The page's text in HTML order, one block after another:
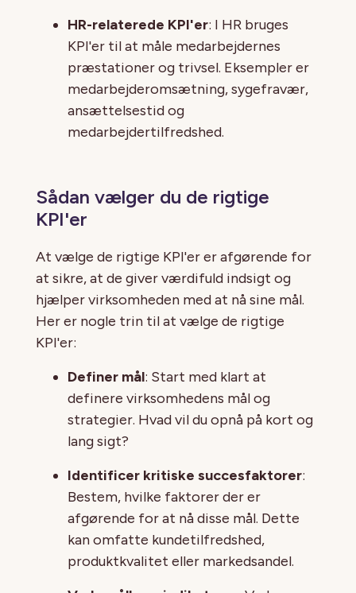
HR-relaterede KPI'er: I HR bruges
KPI'er til at måle medarbejdernes
præstationer og trivsel. Eksempler er
medarbejderomsætning, sygefravær,
ansættelsestid og
medarbejdertilfredshed.
Sådan vælger du de rigtige
KPI'er
At vælge de rigtige KPI'er er afgørende for
at sikre, at de giver værdifuld indsigt og
hjælper virksomheden med at nå sine mål.
Her er nogle trin til at vælge de rigtige
KPI'er:
Definer mål: Start med klart at
definere virksomhedens mål og
strategier. Hvad vil du opnå på kort og
lang sigt?
Identificer kritiske succesfaktorer:
Bestem, hvilke faktorer der er
afgørende for at nå disse mål. Dette
kan omfatte kundetilfredshed,
produktkvalitet eller markedsandel.